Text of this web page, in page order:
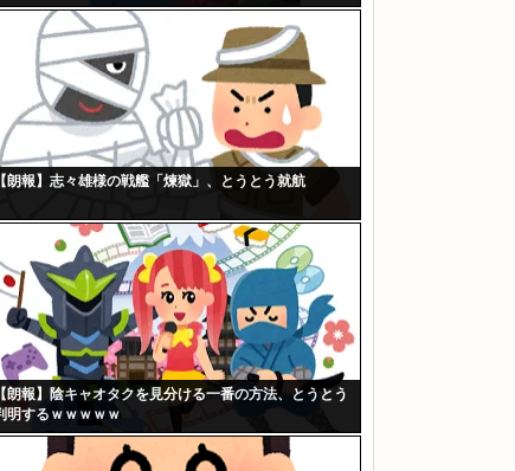
【朗報】志々雄様の戦艦「煉獄」、とうとう就航
【朗報】陰キャオタクを見分ける一番の方法、とうとう
明するｗｗｗｗｗ